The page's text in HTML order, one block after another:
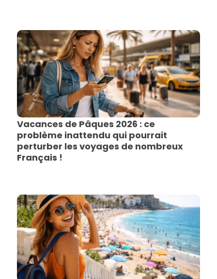
Vacances de Pâques 2026 : ce
problème inattendu qui pourrait
perturber les voyages de nombreux
Français !